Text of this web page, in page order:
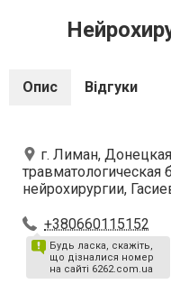
Опис Відгуки
г. Лиман,
травматологическая
нейрохирургии,
+380660115152
Будь ласка, скажіть,
що дізналися номер
на сайті 6262.com.ua